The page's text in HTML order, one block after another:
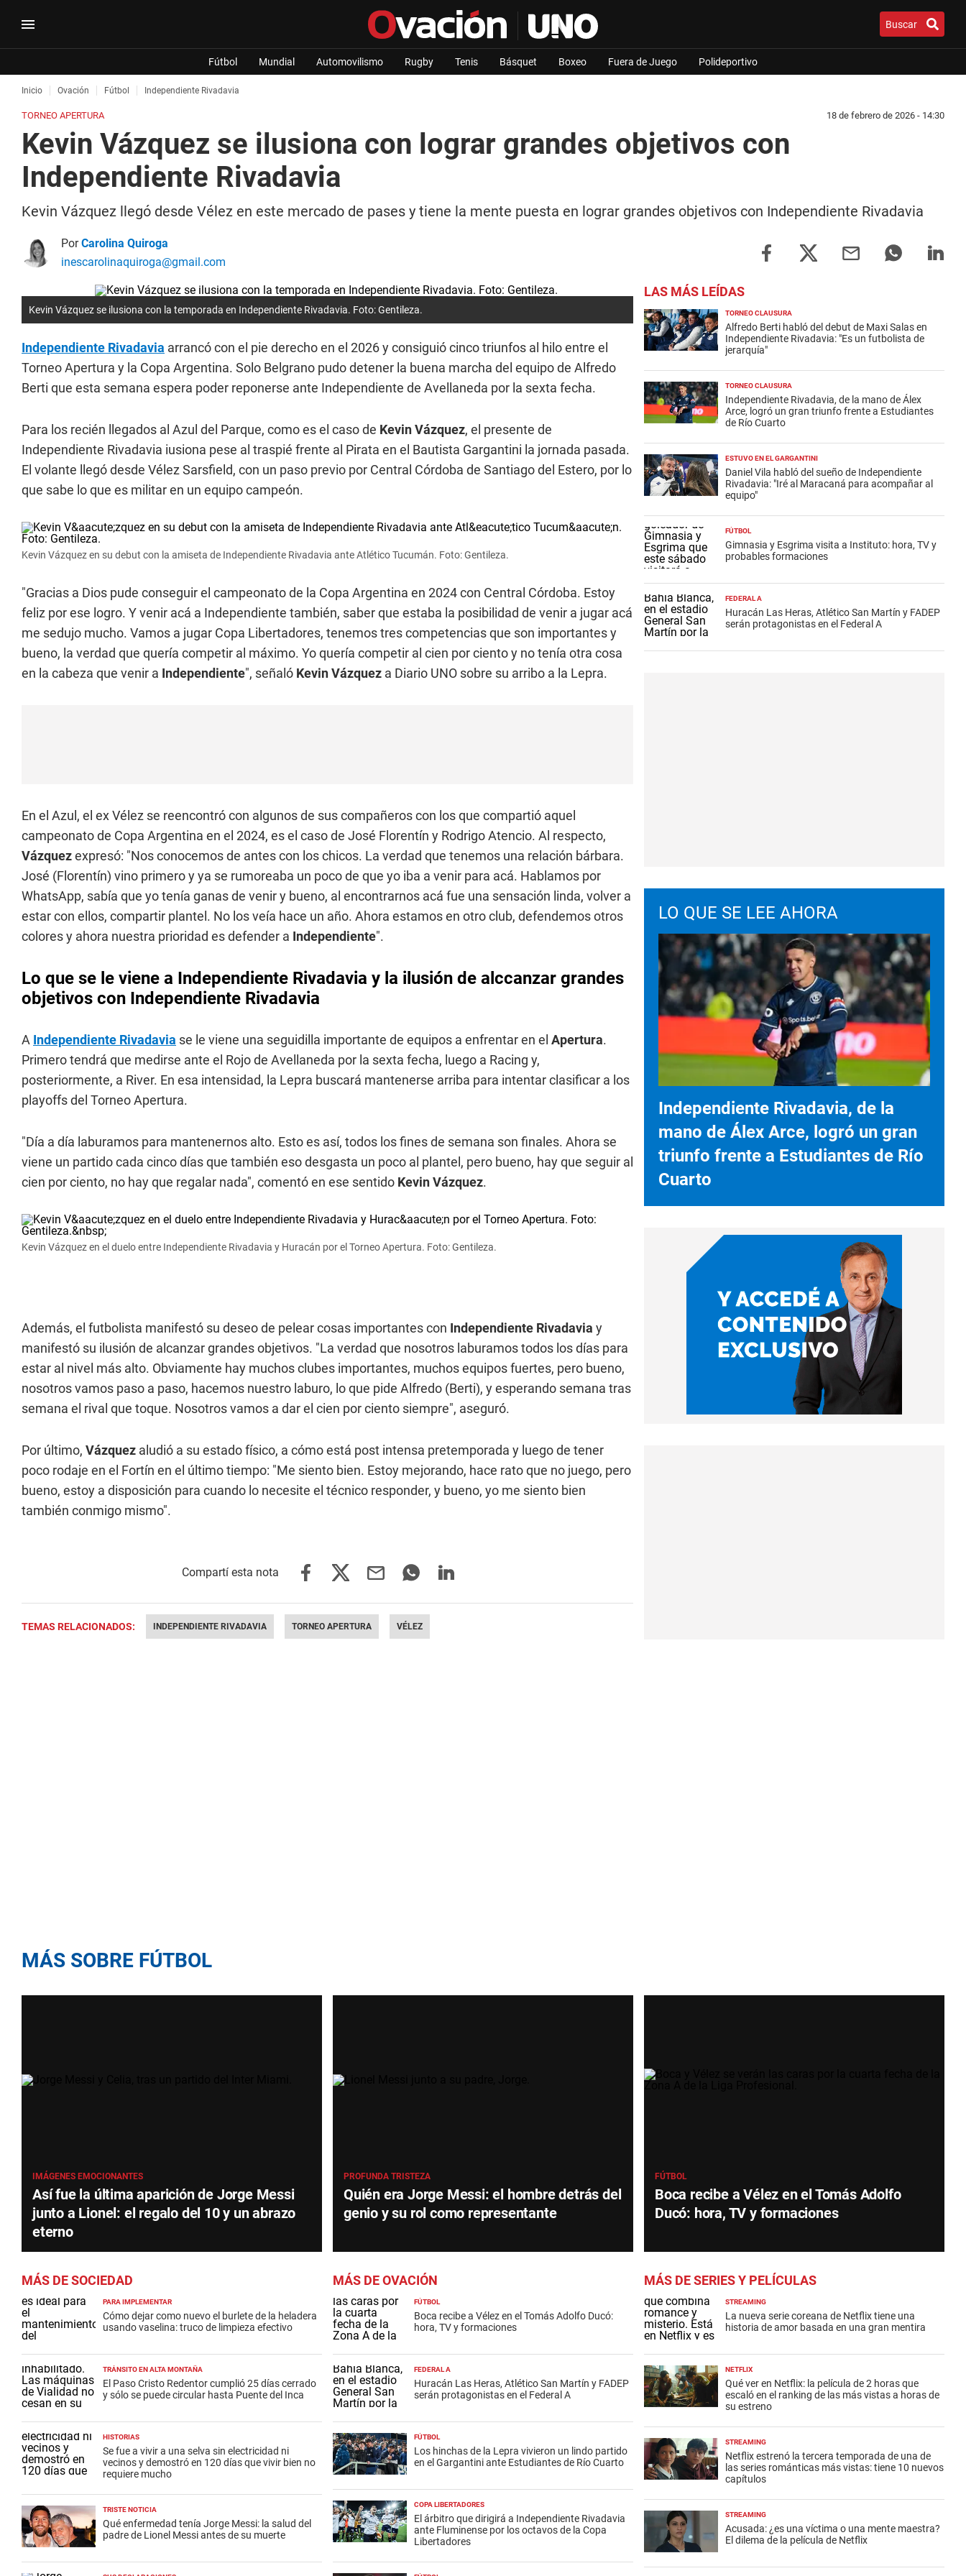
Buscar
Fútbol Mundial Automovilismo Rugby Tenis Básquet Boxeo Fuera de Juego Polideportivo
Inicio Ovación Fútbol Independiente Rivadavia
TORNEO APERTURA 18 de febrero de 2026 - 14:30
Kevin Vázquez se ilusiona con lograr grandes objetivos con
Independiente Rivadavia
Kevin Vázquez llegó desde Vélez en este mercado de pases y tiene la mente puesta en lograr grandes objetivos con Independiente Rivadavia
PorCarolina Quiroga
inescarolinaquiroga@gmail.com
Kevin Vázquez se ilusiona con la temporada en Independiente Rivadavia. Foto: Gentileza.
Independiente Rivadavia arrancó con el pie derecho en el 2026 y consiguió cinco triunfos al hilo entre el
Torneo Apertura y la Copa Argentina. Solo Belgrano pudo detener la buena marcha del equipo de Alfredo
Berti que esta semana espera poder reponerse ante Independiente de Avellaneda por la sexta fecha.
Para los recién llegados al Azul del Parque, como es el caso de Kevin Vázquez, el presente de
Independiente Rivadavia iusiona pese al traspié frente al Pirata en el Bautista Gargantini la jornada pasada.
El volante llegó desde Vélez Sarsfield, con un paso previo por Central Córdoba de Santiago del Estero, por lo
que sabe lo que es militar en un equipo campeón.
Kevin Vázquez en su debut con la amiseta de Independiente Rivadavia ante Atlético Tucumán. Foto: Gentileza.
"Gracias a Dios pude conseguir el campeonato de la Copa Argentina en 2024 con Central Córdoba. Estoy
feliz por ese logro. Y venir acá a Independiente también, saber que estaba la posibilidad de venir a jugar acá
me sedujo mucho. Vamos a jugar Copa Libertadores, tenemos tres competencias que son importantes y
bueno, la verdad que quería competir al máximo. Yo quería competir al cien por ciento y no tenía otra cosa
en la cabeza que venir a Independiente", señaló Kevin Vázquez a Diario UNO sobre su arribo a la Lepra.
En el Azul, el ex Vélez se reencontró con algunos de sus compañeros con los que compartió aquel
campeonato de Copa Argentina en el 2024, es el caso de José Florentín y Rodrigo Atencio. Al respecto,
Vázquezexpresó: "Nos conocemos de antes con los chicos. La verdad que tenemos una relación bárbara.
José (Florentín) vino primero y ya se rumoreaba un poco de que yo iba a venir para acá. Hablamos por
WhatsApp, sabía que yo tenía ganas de venir y bueno, al encontrarnos acá fue una sensación linda, volver a
estar con ellos, compartir plantel. No los veía hace un año. Ahora estamos en otro club, defendemos otros
colores y ahora nuestra prioridad es defender a Independiente".
Lo que se le viene a Independiente Rivadavia y la ilusión de alccanzar grandes
objetivos con Independiente Rivadavia
A Independiente Rivadavia se le viene una seguidilla importante de equipos a enfrentar en el Apertura.
Primero tendrá que medirse ante el Rojo de Avellaneda por la sexta fecha, luego a Racing y,
posteriormente, a River. En esa intensidad, la Lepra buscará mantenerse arriba para intentar clasificar a los
playoffs del Torneo Apertura.
"Día a día laburamos para mantenernos alto. Esto es así, todos los fines de semana son finales. Ahora se
viene un partido cada cinco días que también eso desgasta un poco al plantel, pero bueno, hay que seguir al
cien por ciento, no hay que regalar nada", comentó en ese sentido Kevin Vázquez.
Kevin Vázquez en el duelo entre Independiente Rivadavia y Huracán por el Torneo Apertura. Foto: Gentileza.
Además, el futbolista manifestó su deseo de pelear cosas importantes con Independiente Rivadavia y
manifestó su ilusión de alcanzar grandes objetivos. "La verdad que nosotros laburamos todos los días para
estar al nivel más alto. Obviamente hay muchos clubes importantes, muchos equipos fuertes, pero bueno,
nosotros vamos paso a paso, hacemos nuestro laburo, lo que pide Alfredo (Berti), y esperando semana tras
semana el rival que toque. Nosotros vamos a dar el cien por ciento siempre", aseguró.
Por último, Vázquez aludió a su estado físico, a cómo está post intensa pretemporada y luego de tener
poco rodaje en el Fortín en el último tiempo: "Me siento bien. Estoy mejorando, hace rato que no juego, pero
bueno, estoy a disposición para cuando lo necesite el técnico responder, y bueno, yo me siento bien
también conmigo mismo".
TEMAS RELACIONADOS: INDEPENDIENTE RIVADAVIA TORNEO APERTURA VÉLEZ
LAS MÁS LEÍDAS
TORNEO CLAUSURA
Alfredo Berti habló del debut de Maxi Salas en
Independiente Rivadavia: "Es un futbolista de
jerarquía"
TORNEO CLAUSURA
Independiente Rivadavia, de la mano de Álex
Arce, logró un gran triunfo frente a Estudiantes
de Río Cuarto
ESTUVO EN EL GARGANTINI
Daniel Vila habló del sueño de Independiente
Rivadavia: "Iré al Maracaná para acompañar al
equipo"
FÚTBOL
Gimnasia y Esgrima visita a Instituto: hora, TV y
probables formaciones
FEDERAL A
Huracán Las Heras, Atlético San Martín y FADEP
serán protagonistas en el Federal A
LO QUE SE LEE AHORA
Independiente Rivadavia, de la
mano de Álex Arce, logró un gran
triunfo frente a Estudiantes de Río
Cuarto
MÁS SOBRE FÚTBOL
IMÁGENES EMOCIONANTES
Así fue la última aparición de Jorge Messi
junto a Lionel: el regalo del 10 y un abrazo
eterno
PROFUNDA TRISTEZA
Quién era Jorge Messi: el hombre detrás del
genio y su rol como representante
FÚTBOL
Boca recibe a Vélez en el Tomás Adolfo
Ducó: hora, TV y formaciones
MÁS DE SOCIEDAD
PARA IMPLEMENTAR
Cómo dejar como nuevo el burlete de la heladera
usando vaselina: truco de limpieza efectivo
TRÁNSITO EN ALTA MONTAÑA
El Paso Cristo Redentor cumplió 25 días cerrado
y sólo se puede circular hasta Puente del Inca
HISTORIAS
Se fue a vivir a una selva sin electricidad ni
vecinos y demostró en 120 días que vivir bien no
requiere mucho
TRISTE NOTICIA
Qué enfermedad tenía Jorge Messi: la salud del
padre de Lionel Messi antes de su muerte
MÁS DE OVACIÓN
FÚTBOL
Boca recibe a Vélez en el Tomás Adolfo Ducó:
hora, TV y formaciones
FEDERAL A
Huracán Las Heras, Atlético San Martín y FADEP
serán protagonistas en el Federal A
FÚTBOL
Los hinchas de la Lepra vivieron un lindo partido
en el Gargantini ante Estudiantes de Río Cuarto
COPA LIBERTADORES
El árbitro que dirigirá a Independiente Rivadavia
ante Fluminense por los octavos de la Copa
Libertadores
MÁS DE SERIES Y PELÍCULAS
STREAMING
La nueva serie coreana de Netflix tiene una
historia de amor basada en una gran mentira
NETFLIX
Qué ver en Netflix: la película de 2 horas que
escaló en el ranking de las más vistas a horas de
su estreno
STREAMING
Netflix estrenó la tercera temporada de una de
las series románticas más vistas: tiene 10 nuevos
capítulos
STREAMING
Acusada: ¿es una víctima o una mente maestra?
El dilema de la película de Netflix